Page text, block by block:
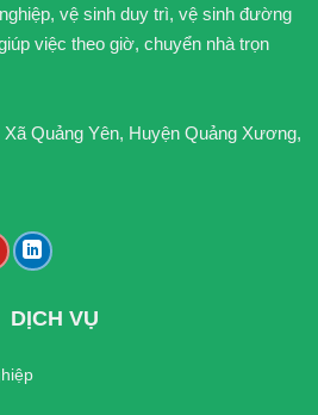
vệ sinh duy trì, vệ sinh đường
việc theo giờ, chuyển nhà trọn
Quảng Yên, Huyện Quảng Xương,
DỊCH VỤ